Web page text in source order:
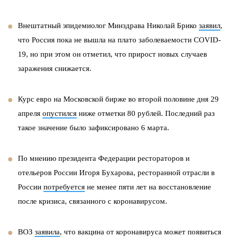
Внештатный эпидемиолог Минздрава Николай Брико заявил,
что Россия пока не вышла на плато заболеваемости COVID-
19, но при этом он отметил, что прирост новых случаев
заражения снижается.
Курс евро на Московской бирже во второй половине дня 29
апреля опустился ниже отметки 80 рублей. Последний раз
такое значение было зафиксировано 6 марта.
По мнению президента Федерации рестораторов и
отельеров России Игоря Бухарова, ресторанной отрасли в
России потребуется не менее пяти лет на восстановление
после кризиса, связанного с коронавирусом.
ВОЗ заявила, что вакцина от коронавируса может появиться